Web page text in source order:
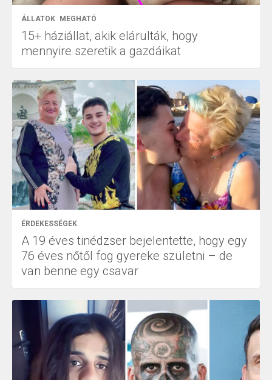
ÁLLATOK MEGHATÓ
15+ háziállat, akik elárulták, hogy
mennyire szeretik a gazdáikat
ÉRDEKESSÉGEK
A 19 éves tinédzser bejelentette, hogy egy
76 éves nőtől fog gyereke születni – de
van benne egy csavar